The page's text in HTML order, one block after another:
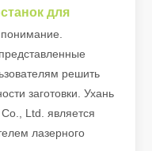
– широко
станок для
понимание.
решить
заготовки. Ухань
Ltd. является
лазерного